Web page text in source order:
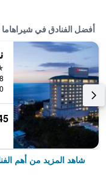
أفضل الفنادق في شيراهاما
5 نجوم
0.0
شاهد المزيد من أهم